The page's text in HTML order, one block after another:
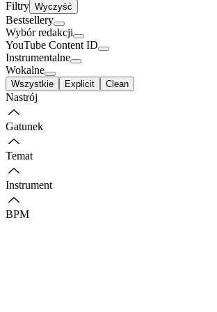
Filtry Wyczyść
Bestsellery
Wybór redakcji
YouTube Content ID
Instrumentalne
Wokalne
Wszystkie Explicit Clean
Nastrój
Gatunek
Temat
Instrument
BPM